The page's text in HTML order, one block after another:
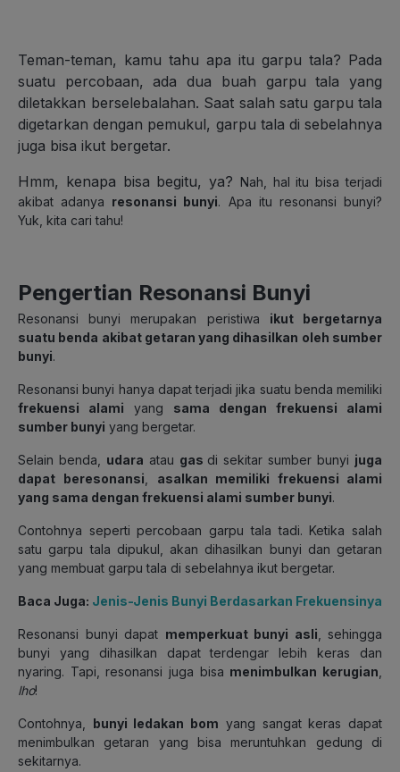
Teman-teman, kamu tahu apa itu garpu tala? Pada
suatu percobaan, ada dua buah garpu tala yang
diletakkan berselebalahan. Saat salah satu garpu tala
digetarkan dengan pemukul, garpu tala di sebelahnya
juga bisa ikut bergetar.
Hmm, kenapa bisa begitu, ya? Nah, hal itu bisa terjadi
akibat adanya resonansi bunyi. Apa itu resonansi bunyi?
Yuk, kita cari tahu!
Pengertian Resonansi Bunyi
Resonansi bunyi merupakan peristiwa ikut bergetarnya
suatu benda akibat getaran yang dihasilkan oleh sumber
bunyi.
Resonansi bunyi hanya dapat terjadi jika suatu benda memiliki
frekuensi alami yang sama dengan frekuensi alami
sumber bunyi yang bergetar.
Selain benda, udara atau gas di sekitar sumber bunyi juga
dapat beresonansi
asalkan memiliki frekuensi alami
yang sama dengan frekuensi alami sumber bunyi.
Contohnya seperti percobaan garpu tala tadi. Ketika salah
satu garpu tala dipukul, akan dihasilkan bunyi dan getaran
yang membuat garpu tala di sebelahnya ikut bergetar.
Baca Juga: Jenis-Jenis Bunyi Berdasarkan Frekuensinya
Resonansi bunyi dapat memperkuat bunyi asli , sehingga
bunyi yang dihasilkan dapat terdengar lebih keras dan
nyaring. Tapi, resonansi juga bisa menimbulkan kerugian
lho!
Contohnya, bunyi ledakan bom yang sangat keras dapat
menimbulkan getaran yang bisa meruntuhkan gedung di
sekitarnya.